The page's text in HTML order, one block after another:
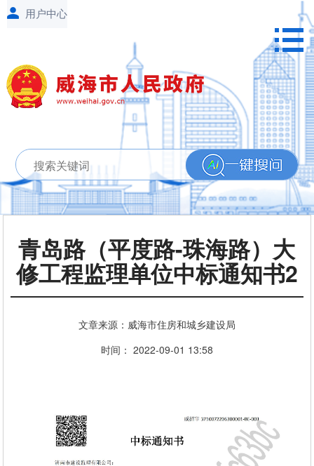
青岛路（平度路-珠海路）大
修工程监理单位中标通知书2
文章来源：威海市住房和城乡建设局
时间： 2022-09-01 13:58